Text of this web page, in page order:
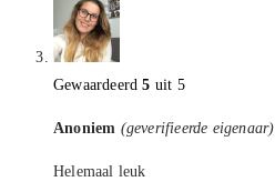
Gewaardeerd5 uit 5
Anoniem (geverifieerde eigenaar)
Helemaal leuk